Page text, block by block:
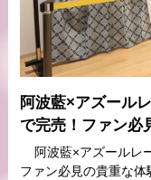
阿波藍×アズール
で完売！ファン必
阿波藍×アズールレ
ファン必見の貴重な